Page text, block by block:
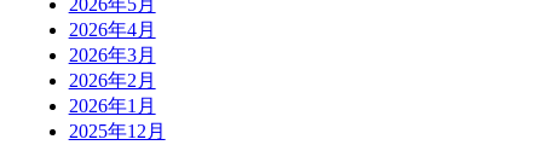
2026年5月
2026年4月
2026年3月
2026年2月
2026年1月
2025年12月